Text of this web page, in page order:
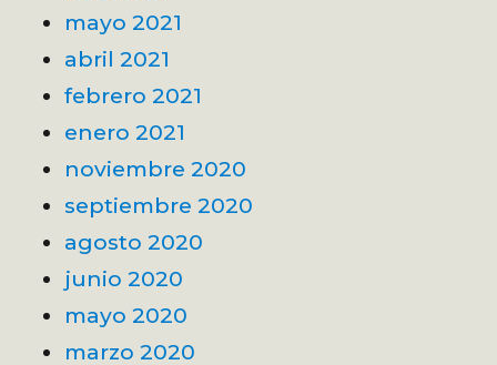
mayo 2021
abril 2021
febrero 2021
enero 2021
noviembre 2020
septiembre 2020
agosto 2020
junio 2020
mayo 2020
marzo 2020